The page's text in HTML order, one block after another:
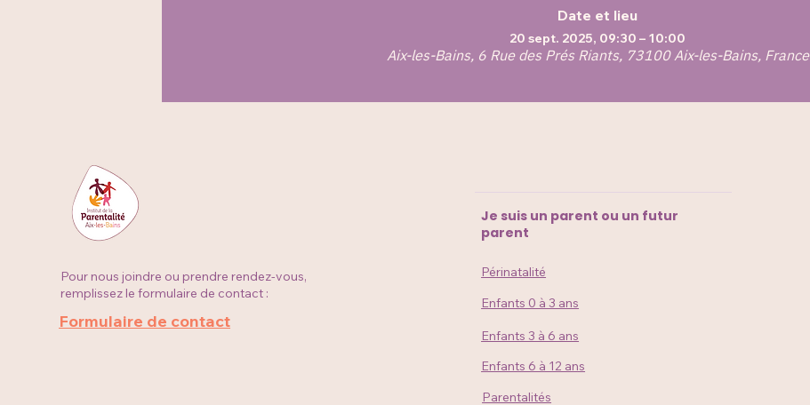
Date et lieu
20 sept. 2025, 09:30 – 10:00
Aix-les-Bains, 6 Rue des Prés Riants, 73100 Aix-les-Bains, France
Pour nous joindre ou prendre rendez-vous,
remplissez le formulaire de contact :
Formulaire de contact
Je suis un parent ou un futur
parent
Périnatalité
Enfants 0 à 3 ans
Enfants 3 à 6 ans
Enfants 6 à 12 ans
Parentalités